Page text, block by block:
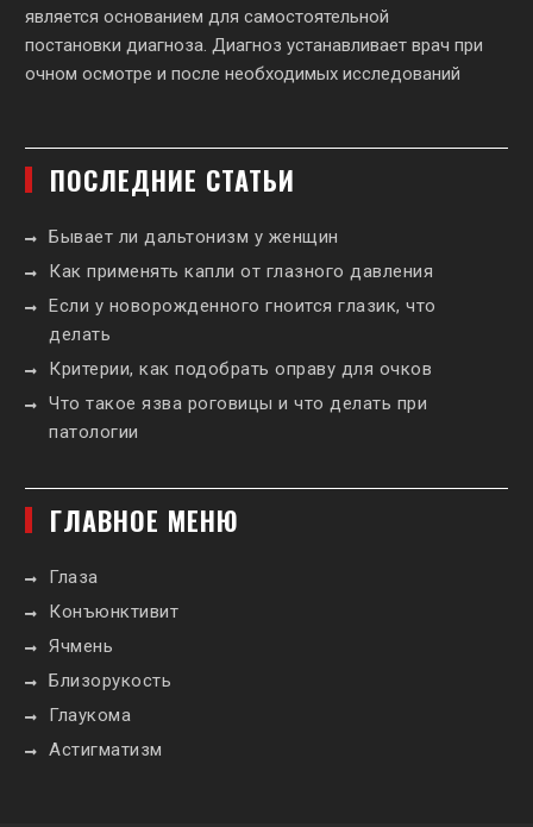
является основанием для самостоятельной
постановки диагноза. Диагноз устанавливает врач при
очном осмотре и после необходимых исследований
ПОСЛЕДНИЕ СТАТЬИ
Бывает ли дальтонизм у женщин
Как применять капли от глазного давления
Если у новорожденного гноится глазик, что
делать
Критерии, как подобрать оправу для очков
Что такое язва роговицы и что делать при
патологии
ГЛАВНОЕ МЕНЮ
Глаза
Конъюнктивит
Ячмень
Близорукость
Глаукома
Астигматизм